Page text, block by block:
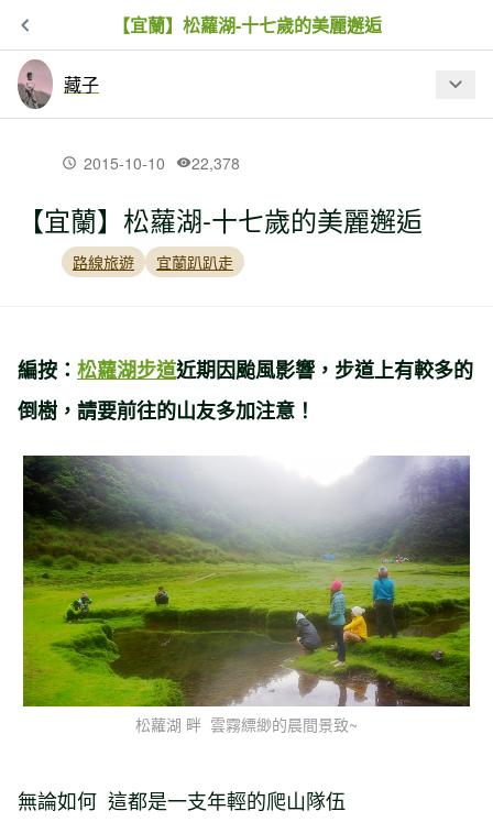
【宜蘭】松蘿湖-十七歲的美麗邂逅
藏子
最新文章
【花蓮】南三段－可樂可樂安山下~
2015-10-10 22,378
【宜蘭】松蘿湖-十七歲的美麗邂逅
路線旅遊 宜蘭趴趴走
編按： 松蘿湖步道近期因颱風影響，步道上有較多的
倒樹，請要前往的山友多加注意！
松蘿湖 畔 雲霧縹緲的晨間景致~
無論如何 這都是一支年輕的爬山隊伍